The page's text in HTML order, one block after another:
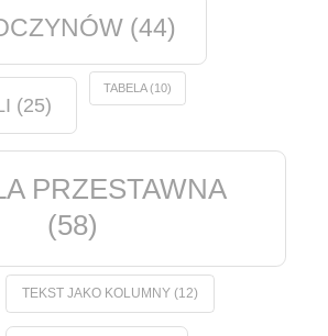
(44)
(25)
TABELA(10)
PRZESTAWNA
(58)
TEKST JAKO KOLUMNY(12)